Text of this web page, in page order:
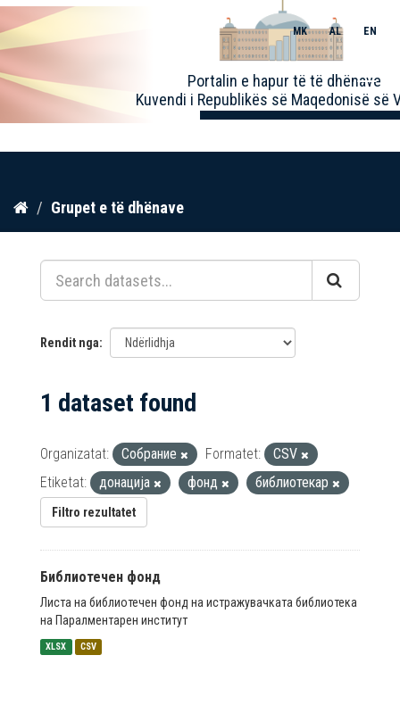
Kalo
përmbajtja
Portalin e hapur të të dhënave
Kuvendi i Republikës së Maqedonisë së
MK AL EN
Toggle
Grupet e të dhënave
Rendit nga
1 dataset found
Organizatat: Собрание Formatet:
CSV
Etiketat:
донација фонд библиотекар
Filtro rezultatet
Библиотечен фонд
Листа на библиотечен фонд на истражувачката библиотека
на Паралментарен институт
XLSX CSV